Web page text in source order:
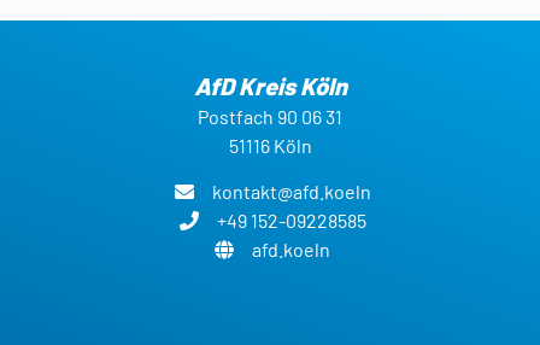
AfD Kreis Köln
Postfach 90 06 31
51116 Köln
kontakt@afd.koeln
+49 152-09228585
afd.koeln